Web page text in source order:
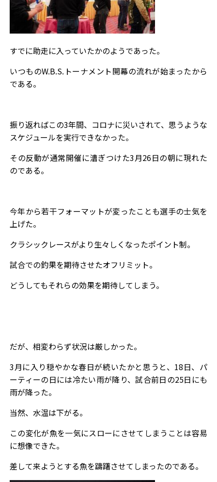
すでに助走に入っていたかのようであった。
いつものW.B.S.トーナメント開幕の流れが始まったから
である。
振り返ればこの3年間、コロナに災いされて、思うような
スケジュールを実行できなかった。
その反動が通常開催に漕ぎつけた3月26日の朝に現れた
のである。
今年から若干フォーマットが変ったことも選手の士気を
上げた。
クラシックレースがより生々しくなったポイント制。
試合での釣果を期待させたオフリミット。
どうしてもそれらの効果を期待してしまう。
だが、相変わらず状況は厳しかった。
3月に入り穏やかな春日が続いたかと思うと、18日、パ
ーティーの日には冷たい雨が降り、試合前日の25日にも
雨が降った。
当然、水温は下がる。
この変化が魚を一気にスローにさせてしまうことは容易
に想像できた。
差して来ようとする魚を躊躇させてしまったのである。